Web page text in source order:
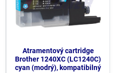
Atramentový cartridge
Brother 1240XC (LC1240C)
cyan (modrý), kompatibilný